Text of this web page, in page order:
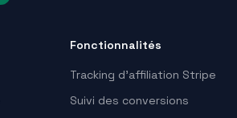
Fonctionnalités
Tracking d’affiliation Stripe
Suivi des conversions